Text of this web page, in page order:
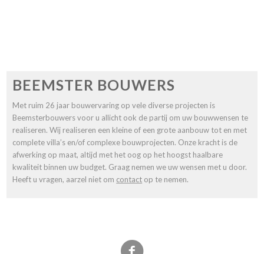
BEEMSTER BOUWERS
Met ruim 26 jaar bouwervaring op vele diverse projecten is
Beemsterbouwers voor u allicht ook de partij om uw bouwwensen te
realiseren. Wij realiseren een kleine of een grote aanbouw tot en met
complete villa’s en/of complexe bouwprojecten. Onze kracht is de
afwerking op maat, altijd met het oog op het hoogst haalbare
kwaliteit binnen uw budget. Graag nemen we uw wensen met u door.
Heeft u vragen, aarzel niet om contact op te nemen.